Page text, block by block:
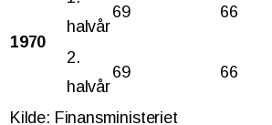
1970
halvår
69 66
2.
halvår
69 66
Kilde: Finansministeriet